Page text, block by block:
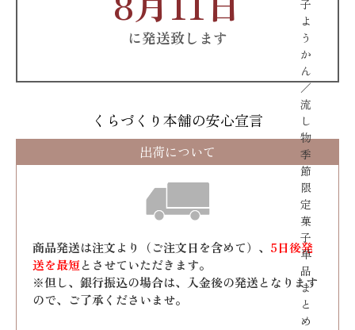
子
よ
う
か
ん
／
流
し
物
季
節
限
定
菓
子
単
品
ま
と
め
に発送致します
くらづくり本舗の安心宣言
出荷について
商品発送は注文より（ご注文日を含めて）、 5日後発
送を最短とさせていただきます。
※但し、銀行振込の場合は、入金後の発送となります
ので、ご了承くださいませ。